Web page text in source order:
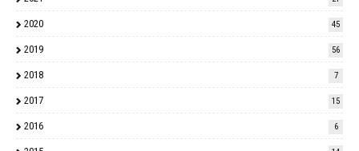
2020 45
2019 56
2018 7
2017 15
2016 6